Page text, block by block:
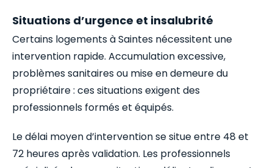
Situations d’urgence et insalubrité
Certains logements à Saintes nécessitent une
intervention rapide. Accumulation excessive,
problèmes sanitaires ou mise en demeure du
propriétaire : ces situations exigent des
professionnels formés et équipés.
Le délai moyen d’intervention se situe entre 48 et
72 heures après validation. Les professionnels